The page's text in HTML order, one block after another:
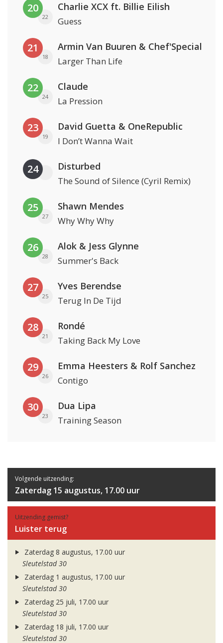
20
22
Charlie XCX ft. Billie Eilish
Guess
21
18
Armin Van Buuren & Chef'Special
Larger Than Life
22
24
Claude
La Pression
23
19
David Guetta & OneRepublic
I Don’t Wanna Wait
24 Disturbed
The Sound of Silence (Cyril Remix)
25
27
Shawn Mendes
Why Why Why
26
28
Alok & Jess Glynne
Summer's Back
27
25
Yves Berendse
Terug In De Tijd
28
21
Rondé
Taking Back My Love
29
26
Emma Heesters & Rolf Sanchez
Contigo
30
23
Dua Lipa
Training Season
Volgende uitzending:
Zaterdag 15 augustus, 17.00 uur
Uitzending gemist?
Luister terug
Zaterdag 8 augustus, 17.00 uur
Sleutelstad 30
Zaterdag 1 augustus, 17.00 uur
Sleutelstad 30
Zaterdag 25 juli, 17.00 uur
Sleutelstad 30
Zaterdag 18 juli, 17.00 uur
Sleutelstad 30